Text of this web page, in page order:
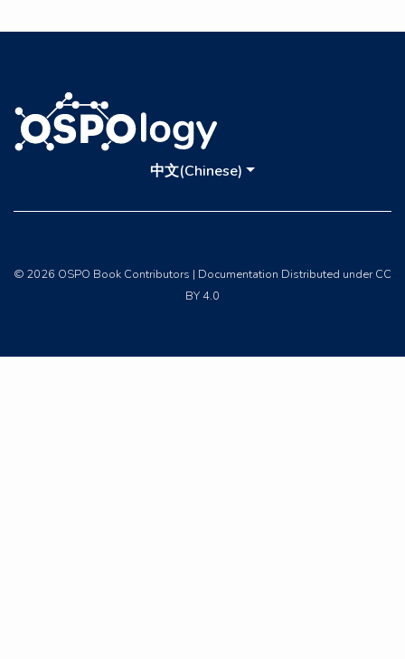
中文(Chinese)
© 2026 OSPO Book Contributors | Documentation Distributed under CC
BY 4.0